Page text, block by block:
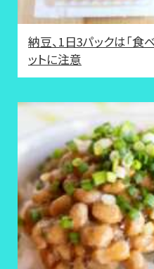
納豆、1日3パックは「食
ットに注意